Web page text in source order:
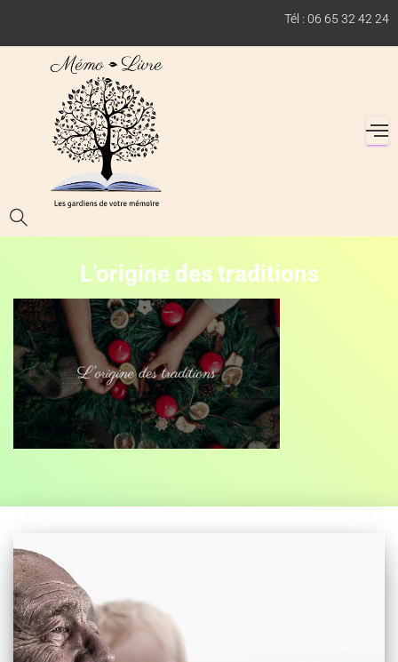
Tél : 06 65 32 42 24
L’origine des traditions